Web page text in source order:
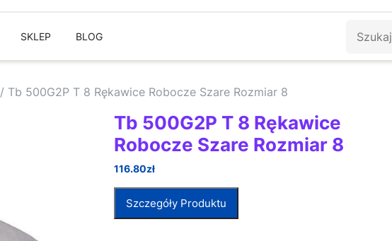
SKLEP BLOG
/ Tb 500G2P T 8 Rękawice Robocze Szare Rozmiar 8
Tb 500G2P T 8 Rękawice
Robocze Szare Rozmiar 8
116.80zł
Szczegóły Produktu